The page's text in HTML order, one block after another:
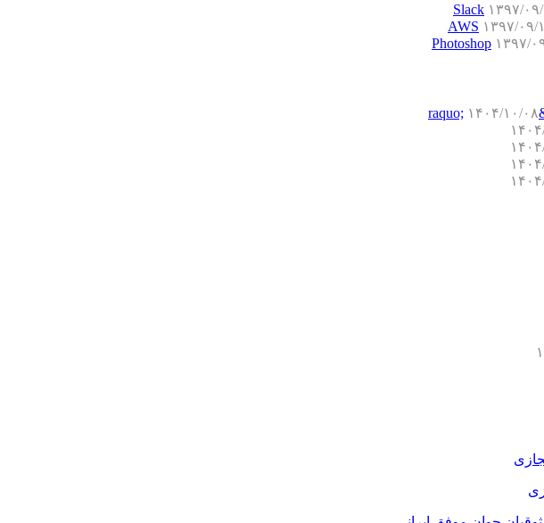
۰۹/۱۳
۰۹/۱۳
۰۹/۱۳
۱۴۰۴/۱۰/۰۸
۰۷
۰۶
۰۴
۰۱